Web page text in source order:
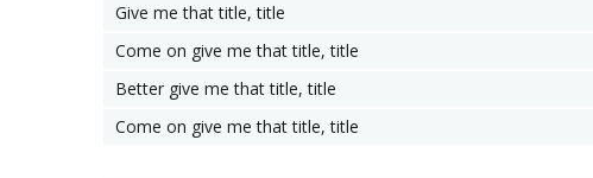
Give me that title, title
Come on give me that title, title
Better give me that title, title
Come on give me that title, title